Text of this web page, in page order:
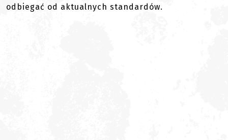
odbiegać od aktualnych standardów.